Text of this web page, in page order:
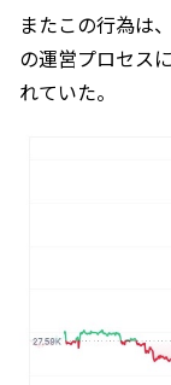
またこの行為は
の運営プロセス
れていた。